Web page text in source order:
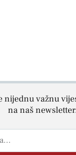
nijednu važnu
na naš